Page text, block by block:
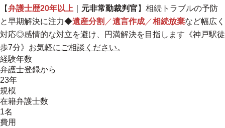
【弁護士歴20年以上 元非常勤裁判官】相続トラブルの予防
と早期解決に注力◆遺産分割 ／遺言作成 ／相続放棄など幅広く
対応◎感情的な対立を避け、円満解決を目指します 《神戸駅徒
歩7分》 お気軽にご相談ください。
経験年数
弁護士登録から
23年
規模
在籍弁護士数
1名
費用